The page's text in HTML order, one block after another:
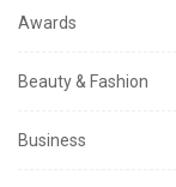
Awards
Beauty & Fashion
Business